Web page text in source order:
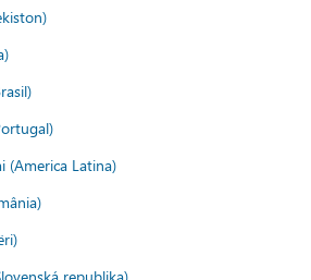
(America Latina)
republika)